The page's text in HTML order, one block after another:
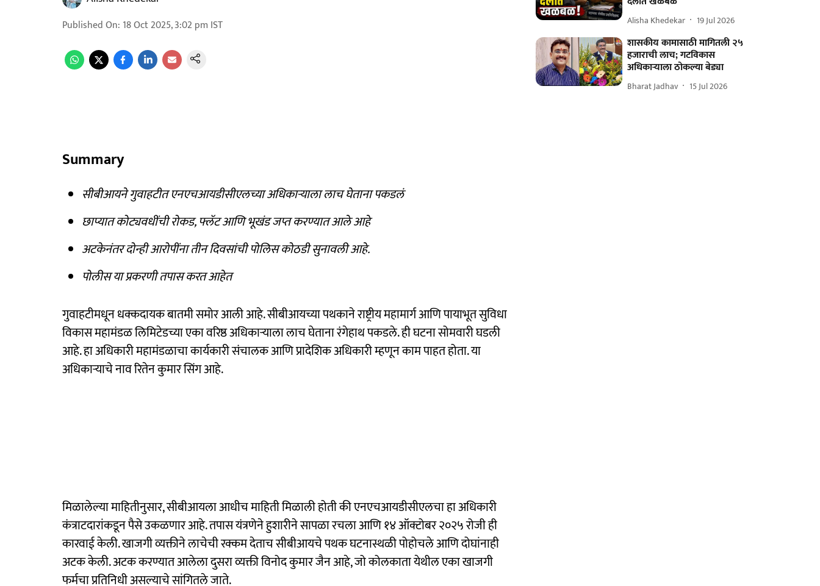
Published On: 18 Oct 2025, 3:02 pm IST
Summary
सीबीआयने गुवाहटीत एनएचआयडीसीएलच्या अधिकाऱ्याला लाच घेताना पकडलं
छाप्यात कोट्यवधींची रोकड, फ्लॅट आणि भूखंड जप्त करण्यात आले आहे
अटकेनंतर दोन्ही आरोपींना तीन दिवसांची पोलिस कोठडी सुनावली आहे.
पोलीस या प्रकरणी तपास करत आहेत
गुवाहटीमधून धक्कदायक बातमी समोर आली आहे. सीबीआयच्या पथकाने राष्ट्रीय महामार्ग आणि पायाभूत सुविधा
विकास महामंडळ लिमिटेडच्या एका वरिष्ठ अधिकाऱ्याला लाच घेताना रंगेहाथ पकडले. ही घटना सोमवारी घडली
आहे. हा अधिकारी महामंडळाचा कार्यकारी संचालक आणि प्रादेशिक अधिकारी म्हणून काम पाहत होता. या
अधिकाऱ्याचे नाव रितेन कुमार सिंग आहे.
मिळालेल्या माहितीनुसार, सीबीआयला आधीच माहिती मिळाली होती की एनएचआयडीसीएलचा हा अधिकारी
कंत्राटदारांकडून पैसे उकळणार आहे. तपास यंत्रणेने हुशारीने सापळा रचला आणि १४ ऑक्टोबर २०२५ रोजी ही
कारवाई केली. खाजगी व्यक्तीने लाचेची रक्कम देताच सीबीआयचे पथक घटनास्थळी पोहोचले आणि दोघांनाही
अटक केली. अटक करण्यात आलेला दुसरा व्यक्ती विनोद कुमार जैन आहे, जो कोलकाता येथील एका खाजगी
फर्मचा प्रतिनिधी असल्याचे सांगितले जाते.
Alisha Khedekar 19 Jul 2026
शासकीय कामासाठी मागितली २५
हजाराची लाच; गटविकास
अधिकाऱ्याला ठोकल्या बेड्या
Bharat Jadhav 15 Jul 2026